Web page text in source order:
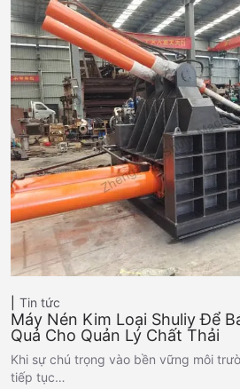
Tin tức
Máy Nén Kim Loại Shuliy Để
Quả Cho Quản Lý Chất Thải
Khi sự chú trọng vào bền vững môi
tiếp tục…